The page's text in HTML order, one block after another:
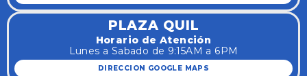
PLAZA QUIL
Horario de Atención
Lunes a Sabado de 9:15AM a 6PM
DIRECCION GOOGLE MAPS